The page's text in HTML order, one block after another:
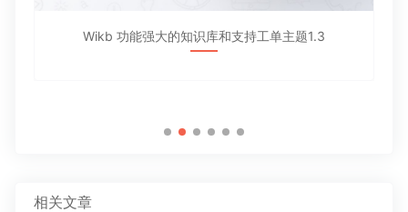
Wikb 功能强大的知识库和支持工单主题1.3
相关文章